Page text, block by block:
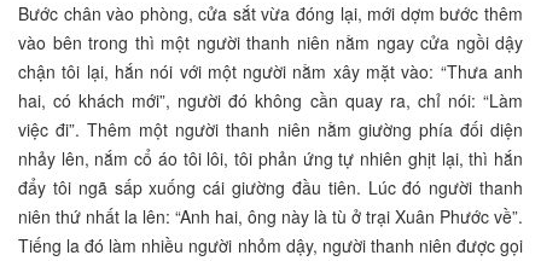
Bước chân vào phòng, cửa sắt vừa đóng lại, mới dợm bước thêm
vào bên trong thì một người thanh niên nằm ngay cửa ngồi dậy
chận tôi lại, hắn nói với một người nằm xây mặt vào: “Thưa anh
hai, có khách mới”, người đó không cần quay ra, chỉ nói: “Làm
việc đi”. Thêm một người thanh niên nằm giường phía đối diện
nhảy lên, nắm cổ áo tôi lôi, tôi phản ứng tự nhiên ghịt lại, thì hắn
đẩy tôi ngã sấp xuống cái giường đầu tiên. Lúc đó người thanh
niên thứ nhất la lên: “Anh hai, ông này là tù ở trại Xuân Phước về”.
Tiếng la đó làm nhiều người nhỏm dậy, người thanh niên được gọi